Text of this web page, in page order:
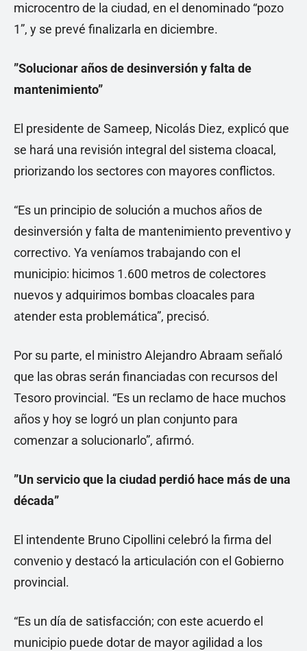
microcentro de la ciudad, en el denominado “pozo
1”, y se prevé finalizarla en diciembre.
”Solucionar años de desinversión y falta de
mantenimiento”
El presidente de Sameep, Nicolás Diez, explicó que
se hará una revisión integral del sistema cloacal,
priorizando los sectores con mayores conflictos.
“Es un principio de solución a muchos años de
desinversión y falta de mantenimiento preventivo y
correctivo. Ya veníamos trabajando con el
municipio: hicimos 1.600 metros de colectores
nuevos y adquirimos bombas cloacales para
atender esta problemática”, precisó.
Por su parte, el ministro Alejandro Abraam señaló
que las obras serán financiadas con recursos del
Tesoro provincial. “Es un reclamo de hace muchos
años y hoy se logró un plan conjunto para
comenzar a solucionarlo”, afirmó.
”Un servicio que la ciudad perdió hace más de una
década”
El intendente Bruno Cipollini celebró la firma del
convenio y destacó la articulación con el Gobierno
provincial.
“Es un día de satisfacción; con este acuerdo el
municipio puede dotar de mayor agilidad a los